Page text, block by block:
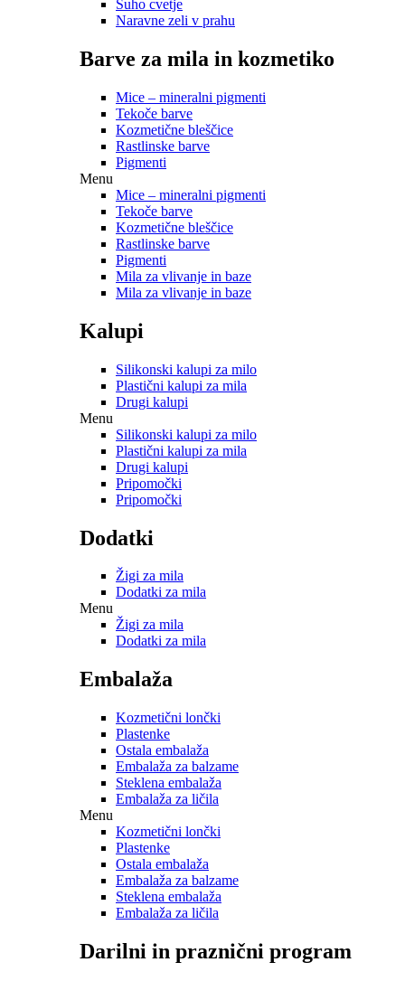
Suho cvetje
Naravne zeli v prahu
Barve za mila in kozmetiko
Mice – mineralni pigmenti
Tekoče barve
Kozmetične bleščice
Rastlinske barve
Pigmenti
Menu
Mice – mineralni pigmenti
Tekoče barve
Kozmetične bleščice
Rastlinske barve
Pigmenti
Mila za vlivanje in baze
Mila za vlivanje in baze
Kalupi
Silikonski kalupi za milo
Plastični kalupi za mila
Drugi kalupi
Menu
Silikonski kalupi za milo
Plastični kalupi za mila
Drugi kalupi
Pripomočki
Pripomočki
Dodatki
Žigi za mila
Dodatki za mila
Menu
Žigi za mila
Dodatki za mila
Embalaža
Kozmetični lončki
Plastenke
Ostala embalaža
Embalaža za balzame
Steklena embalaža
Embalaža za ličila
Menu
Kozmetični lončki
Plastenke
Ostala embalaža
Embalaža za balzame
Steklena embalaža
Embalaža za ličila
Darilni in praznični program